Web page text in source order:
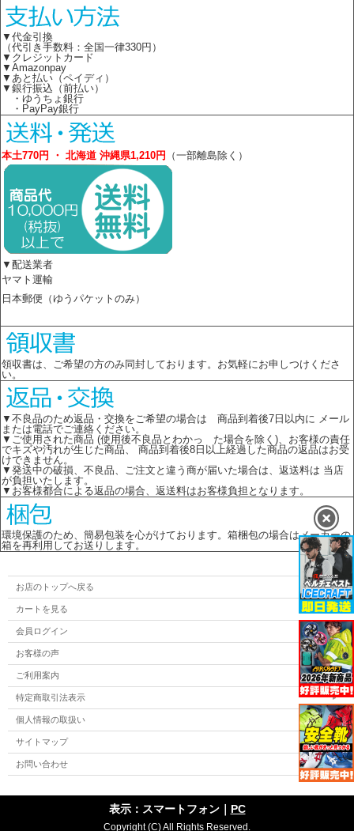
▼代金引換
（代引き手数料：全国一律330円）
▼クレジットカード
▼Amazonpay
▼あと払い（ペイディ）
▼銀行振込（前払い）
・ゆうちょ銀行
・PayPay銀行
本土770円 ・ 北海道 沖縄県1,210円 （一部離島除く）
▼配送業者
ヤマト運輸
日本郵便（ゆうパケットのみ）
領収書は、ご希望の方のみ同封しております。お気軽にお申しつけくださ
い。
▼不良品のため返品・交換をご希望の場合は 商品到着後7日以内に メール
または電話でご連絡ください。
▼ご使用された商品 (使用後不良品とわかっ た場合を除く)、お客様の責任
でキズや汚れが生じた商品、 商品到着後8日以上経過した商品の返品はお受
けできません。
▼発送中の破損、不良品、ご注文と違う商が届いた場合は、返送料は 当店
が負担いたします。
▼お客様都合による返品の場合、返送料はお客様負担となります。
環境保護のため、簡易包装を心がけております。箱梱包の場合はメーカーの
箱を再利用してお送りします。
お店のトップへ戻る
カートを見る
会員ログイン
お客様の声
ご利用案内
特定商取引法表示
個人情報の取扱い
サイトマップ
お問い合わせ
表示：スマートフォン｜ PC
Copyright (C) All Rights Reserved.